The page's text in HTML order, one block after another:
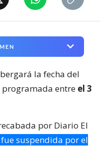
la fecha del
programada entre el 3
por Diario El
fue suspendida por el